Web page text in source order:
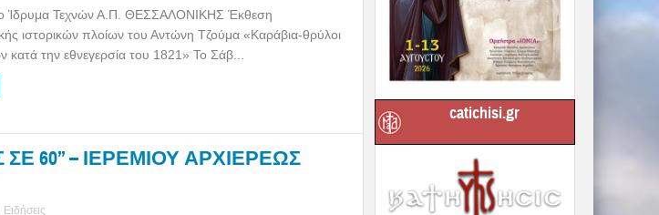
Ίδρυμα Τεχνών Α.Π. ΘΕΣΣΑΛΟΝΙΚΗΣ Έκθεση
ιστορικών πλοίων του Αντώνη Τζούμα «Καράβια-θρύλοι
την εθνεγερσία του 1821» Το Σάβ...
60’’ – ΙΕΡΕΜΙΟΥ ΑΡΧΙΕΡΕΩΣ
Ειδήσεις
catichisi.gr